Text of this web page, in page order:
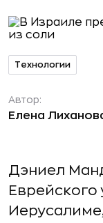
Технологии
Автор:
Елена
Дэниел
Еврейского